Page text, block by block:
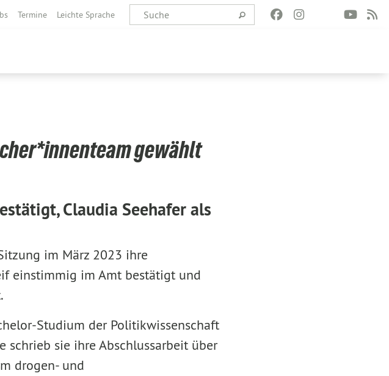
Termine Leichte Sprache
gewählt
Claudia Seehafer als
im März 2023 ihre
einstimmig im Amt bestätigt und
Studium der Politikwissenschaft
sie ihre Abschlussarbeit über
drogen- und